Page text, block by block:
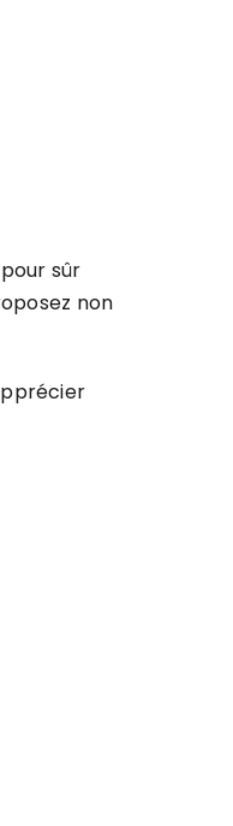
sûr
non